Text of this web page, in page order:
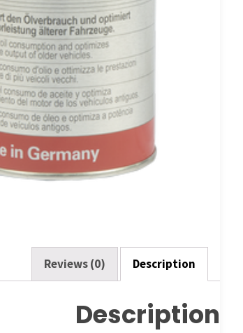
Description
Reviews (0)
Description